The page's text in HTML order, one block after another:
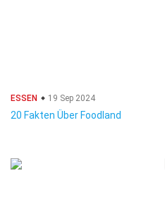
ESSEN 19 Sep 2024
20 Fakten Über Foodland